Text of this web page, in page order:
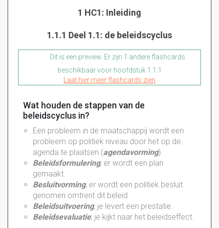
1 HC1: Inleiding
1.1.1 Deel 1.1: de beleidscyclus
Dit is een preview. Er zijn 1 andere flashcards
beschikbaar voor hoofdstuk 1.1.1
Laat hier meer flashcards zien
Wat houden de stappen van de
beleidscyclus in?
Een probleem in de maatschappij wordt een
probleem op politiek niveau door het op de
agenda te plaatsen (agendavorming).
Beleidsformulering; er wordt een plan
gemaakt.
Besluitvorming; er wordt een politiek besluit
genomen omtrent dit beleid.
Beleidsuitvoering; je levert een prestatie.
Beleidsevaluatie; je kijkt naar het beleidseffect.